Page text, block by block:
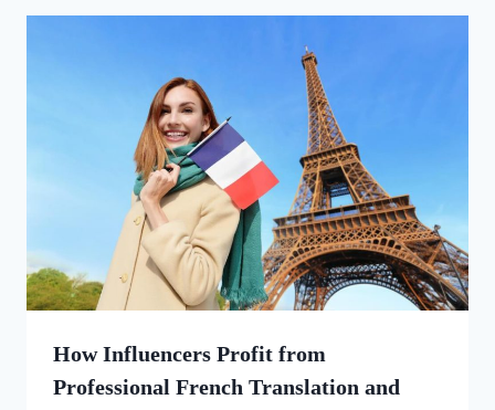
How Influencers Profit from
Professional French Translation and